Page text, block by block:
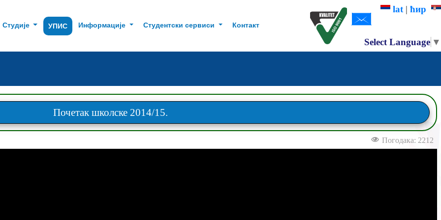
Студије УПИС Информације Студентски сервиси Контакт
lat| ћир
Select Language ▼
Почетак школске 2014/15.
Погодака: 2212